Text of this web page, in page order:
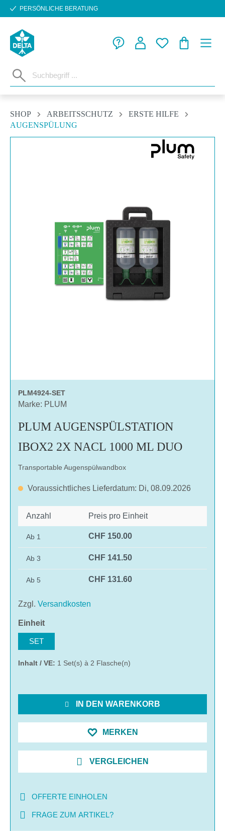
Zum Hauptinhalt springen
PERSÖNLICHE BERATUNG
SHOP ARBEITSSCHUTZ
ERSTE HILFE
AUGENSPÜLUNG
PLM4924-SET
Marke: PLUM
PLUM AUGENSPÜLSTATION
IBOX2 2X NACL 1000 ML DUO
Transportable Augenspülwandbox
Voraussichtliches Lieferdatum: Di, 08.09.2026
Anzahl Preis pro Einheit
Ab 1 CHF 150.00
Ab 3 CHF 141.50
Ab 5 CHF 131.60
Zzgl. Versandkosten
Einheitauswählen
SET
Inhalt / VE: 1 Set(s) à 2 Flasche(n)
IN DEN WARENKORB
MERKEN
VERGLEICHEN
OFFERTE EINHOLEN
FRAGE ZUM ARTIKEL?